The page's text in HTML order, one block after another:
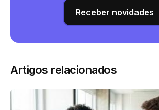
Receber novidades
Artigos relacionados